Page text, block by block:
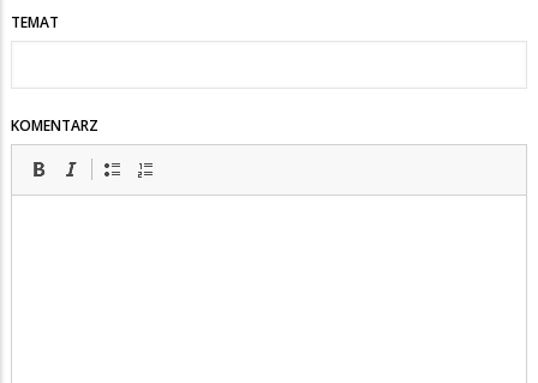
TEMAT
KOMENTARZ